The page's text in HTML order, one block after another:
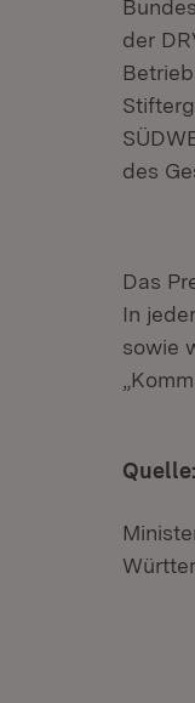
der
des
Das
In
sowie
Quelle: